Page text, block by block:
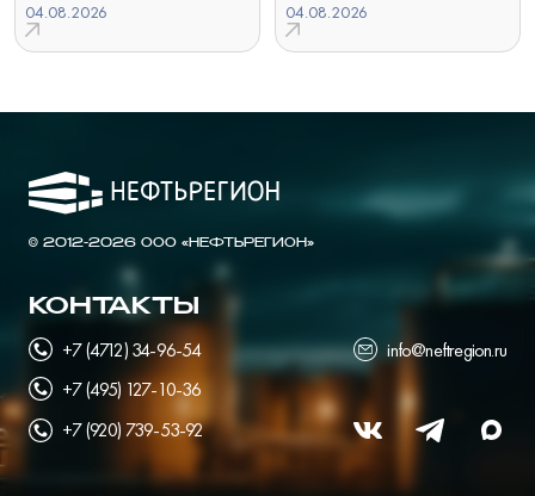
04.08.2026
04.08.2026
© 2012-2026 ООО «НЕФТЬРЕГИОН»
КОНТАКТЫ
+7 (4712) 34-96-54
+7 (495) 127-10-36
+7 (920) 739-53-92
info@neftregion.ru